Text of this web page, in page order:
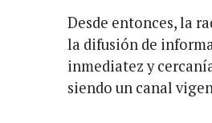
Desde entonces, la
la difusión de
inmediatez y
siendo un canal